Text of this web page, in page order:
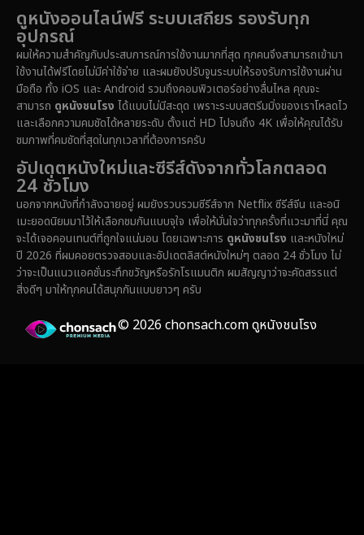
Dystopian
Emotional (61)
Epic มหากาพย์ (219)
Family ครอบครัว
Fantasy จินตนาการ (324)
Fiction (14)
Gothic
ดูหนังออนไลน์ฟรี ระบบเสถียร รองรับทุก
อุปกรณ์
ผมให้ความสำคัญกับประสบการณ์การใช้งานมากที่สุด ทุกคนจึงสามารถเข้ามา
ใช้งานได้ฟรีโดยไม่มีค่าใช้จ่าย และผมยังปรับจูนระบบให้รองรับการใช้งานผ่าน
มือถือ ทั้ง iOS และ Android รวมถึงคอมพิวเตอร์อย่างลื่นไหล คุณจะ
สามารถ ดูหนังชนโรง ได้แบบไม่มีสะดุด เพราะระบบสตรีมมิ่งของเราโหลดไว
และเลือกความคมชัดได้หลายระดับ ตั้งแต่ HD ไปจนถึง 4K เพื่อให้คุณได้รับ
ชมภาพที่คมชัดที่สุดในทุกเวลาที่ต้องการครับ
อัปเดตหนังใหม่และซีรีส์ดังจากทั่วโลกตลอด
24 ชั่วโมง
นอกจากหนังที่กำลังฉายอยู่ ผมยังรวบรวมซีรีส์จาก Netflix ซีรีส์จีน และอนิ
เมะยอดนิยมมาไว้ให้เลือกชมกันแบบจุใจ เพื่อให้มั่นใจว่าทุกครั้งที่แวะมาที่นี่ คุณ
จะได้เจอคอนเทนต์ที่ถูกใจแน่นอน โดยเฉพาะการ ดูหนังชนโรง และหนังใหม่
ปี 2026 ที่ผมคอยตรวจสอบและอัปเดตลิสต์หนังใหม่ๆ ตลอด 24 ชั่วโมง ไม่
ว่าจะเป็นแนวแอคชั่นระทึกขวัญหรือรักโรแมนติก ผมสัญญาว่าจะคัดสรรแต่
สิ่งดีๆ มาให้ทุกคนได้สนุกกันแบบยาวๆ ครับ
© 2026 chonsach.com ดูหนังชนโรง